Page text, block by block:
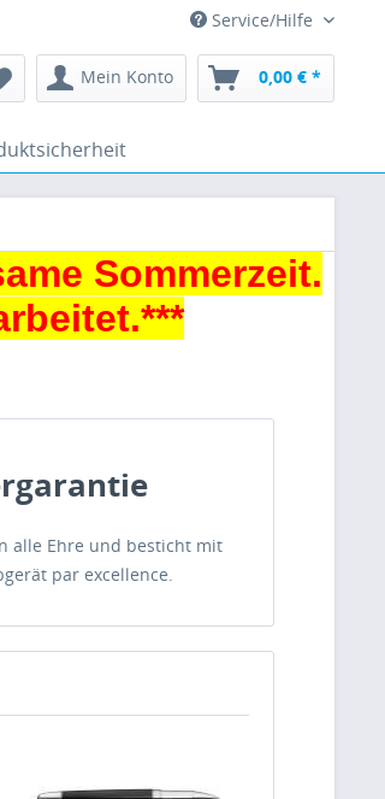
Service/Hilfe
Mein Konto 0,00 € *
Sommerzeit.
alle Ehre und besticht mit
par excellence.